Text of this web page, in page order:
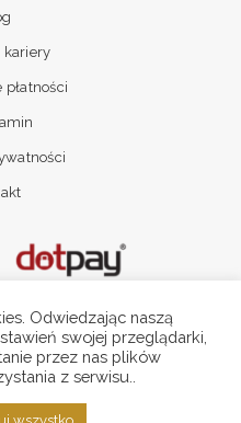
kariery
płatności
prawa
Odwiedzając naszą
swojej przeglądarki,
przez nas plików
z serwisu..